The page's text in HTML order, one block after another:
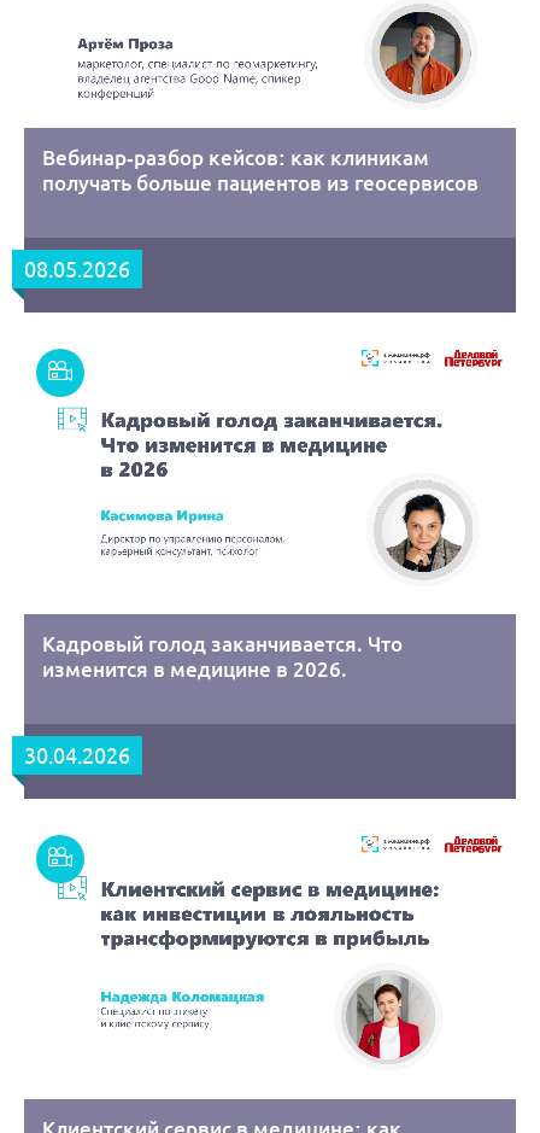
Вебинар-разбор кейсов: как клиникам
получать больше пациентов из геосервисов
08.05.2026
Смотреть
запись
Кадровый голод заканчивается. Что
изменится в медицине в 2026.
30.04.2026
Смотреть
запись